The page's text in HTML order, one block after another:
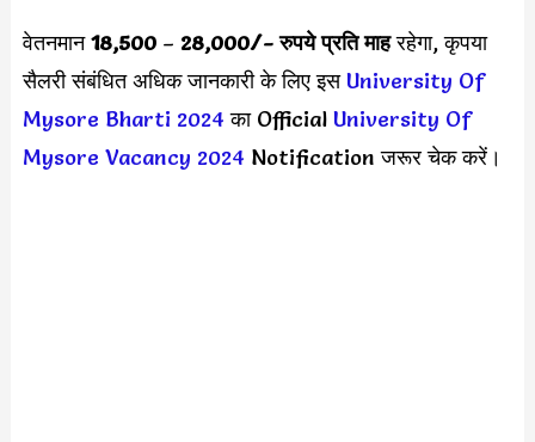
वेतनमान18,500– 28,000/- रुपये प्रति माहरहेगा, कृपया
सैलरी संबंधित अधिक जानकारी के लिए इसUniversity Of
Mysore Bharti 2024 का Official University Of
Mysore Vacancy 2024 Notification जरूर चेक करें।